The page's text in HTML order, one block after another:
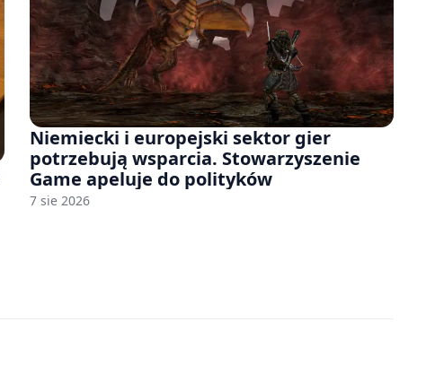
Niemiecki i europejski sektor gier
potrzebują wsparcia. Stowarzyszenie
Game apeluje do polityków
7 sie 2026